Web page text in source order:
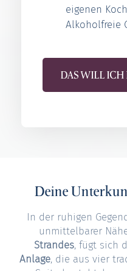
eigenen
Alkoholfreie
DAS WILL ICH
Deine
In der ruhigen
unmittelbarer
Strandes, fügt sich
Anlage, die aus vier